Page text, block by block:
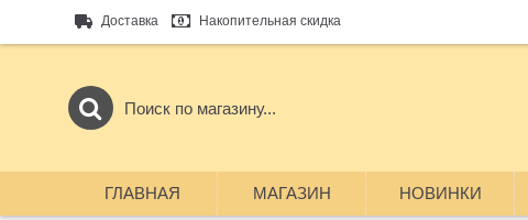
Доставка Накопительная скидка
ГЛАВНАЯ МАГАЗИН НОВИНКИ